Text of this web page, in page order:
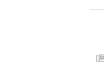
[